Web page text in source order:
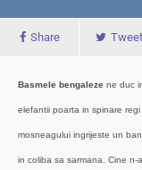
Share Tweet
Basmele bengaleze ne duc
elefantii poarta in spinare
mosneagului ingrijeste un
in coliba sa sarmana. Cine n-